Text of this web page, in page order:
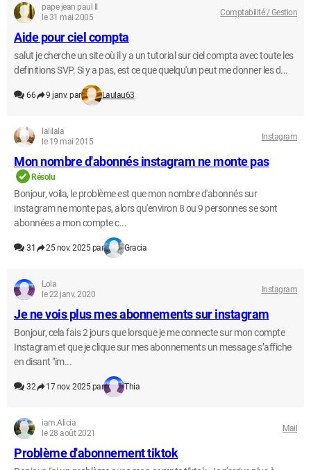
pape jean paul II
le 31 mai 2005
Comptabilité / Gestion
Aide pour ciel compta
salut je cherche un site où il y a un tutorial sur ciel compta avec toute les
definitions SVP. Si y a pas, est ce que quelqu'un peut me donner les d...
66 9 janv. par Laulau63
lalilala
le 19 mai 2015
Instagram
Mon nombre d'abonnés instagram ne monte pas
Résolu
Bonjour, voila, le problème est que mon nombre d'abonnés sur
instagram ne monte pas, alors qu'environ 8 ou 9 personnes se sont
abonnées a mon compte c...
31 25 nov. 2025 par Gracia
Lola
le 22 janv. 2020
Instagram
Je ne vois plus mes abonnements sur instagram
Bonjour, cela fais 2 jours que lorsque je me connecte sur mon compte
Instagram et que je clique sur mes abonnements un message s’affiche
en disant "im...
32 17 nov. 2025 par Thia
iam.Alicia
le 28 août 2021
Mail
Problème d'abonnement tiktok